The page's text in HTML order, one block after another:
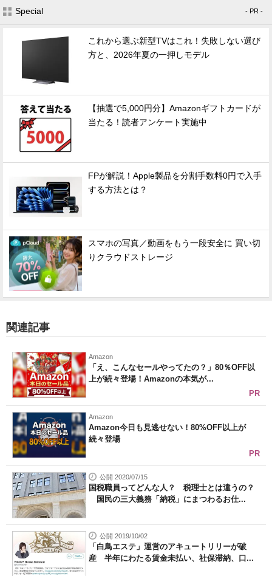
Special - PR -
これから選ぶ新型TVはこれ！失敗しない選び
方と、2026年夏の一押しモデル
【抽選で5,000円分】Amazonギフトカードが
当たる！読者アンケート実施中
FPが解説！Apple製品を分割手数料0円で入手
する方法とは？
スマホの写真／動画をもう一段安全に 買い切
りクラウドストレージ
関連記事
Amazon
「え、こんなセールやってたの？」80％OFF以
上が続々登場！Amazonの本気が...
PR
Amazon
Amazon今日も見逃せない！80%OFF以上が
続々登場
PR
公開 2020/07/15
国税職員ってどんな人？ 税理士とは違うの？
国民の三大義務「納税」にまつわるお仕...
公開 2019/10/02
「白鳥エステ」運営のアキュートリリーが破
産 半年にわたる賃金未払い、社保滞納、口...